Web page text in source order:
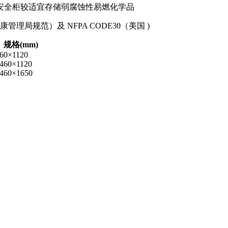
柜较适宜存储弱腐蚀性易燃化学品
管理局规范）及 NFPA CODE30（美国 )
规格(mm)